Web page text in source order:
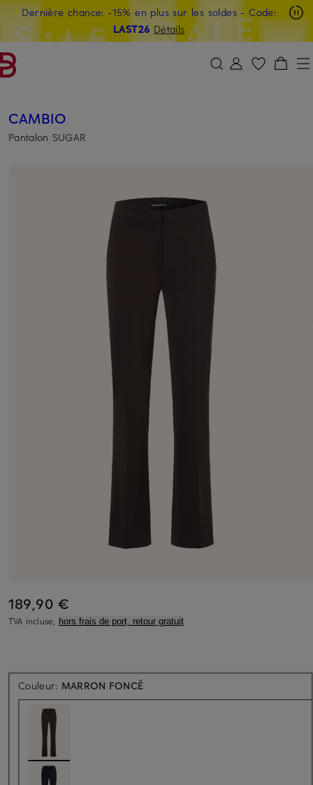
PASSER AU CONTENU PRINCIPAL PASSER AU CHAMP DE
Dernière chance: -15% en plus sur les soldes - Code:
LAST26 Détails
CAMBIO
Pantalon SUGAR
189,90 €
TVA incluse, hors frais de port, retour gratuit
Couleur: MARRON FONCÉ